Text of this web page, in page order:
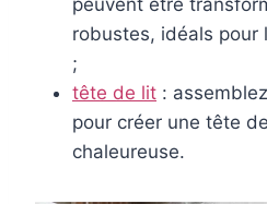
peuvent être
robustes, idéals pour
;
tête de lit :
pour créer une tête
chaleureuse.